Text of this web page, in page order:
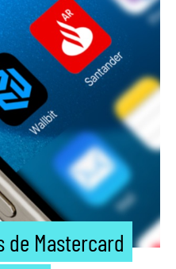
de Mastercard